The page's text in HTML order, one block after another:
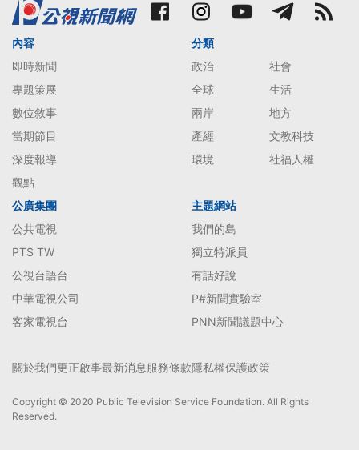
內容
即時新聞
專題策展
數位敘事
當期節目
深度報導
觀點
分類
政治
社會
全球
生活
兩岸
地方
產經
文教科技
環境
社福人權
公廣集團
公共電視
PTS TW
公視台語台
中華電視公司
客家電視台
主題網站
我們的島
獨立特派員
有話好說
P#新聞實驗室
PNN新聞議題中心
關於我們更正啟事最新消息服務條款隱私權保護政策
Copyright © 2020 Public Television Service Foundation. All Rights
Reserved.